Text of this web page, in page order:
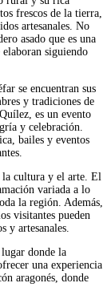
frescos de la tierra,
artesanales. No
asado que es una
siguiendo
se encuentran sus
y tradiciones de
es un evento
y celebración.
bailes y eventos
cultura y el arte. El
variada a lo
la región. Además,
visitantes pueden
y artesanales.
donde la
una experiencia
aragonés, donde